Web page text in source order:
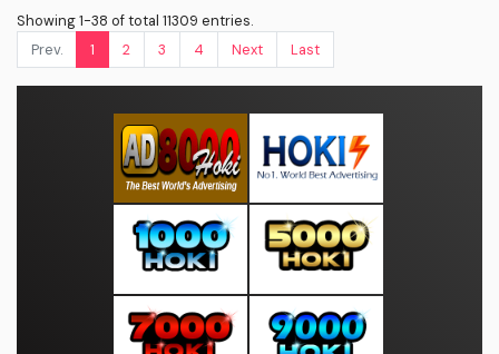
Showing 1-38 of total 11309 entries.
Prev.
1 2 3 4 Next Last